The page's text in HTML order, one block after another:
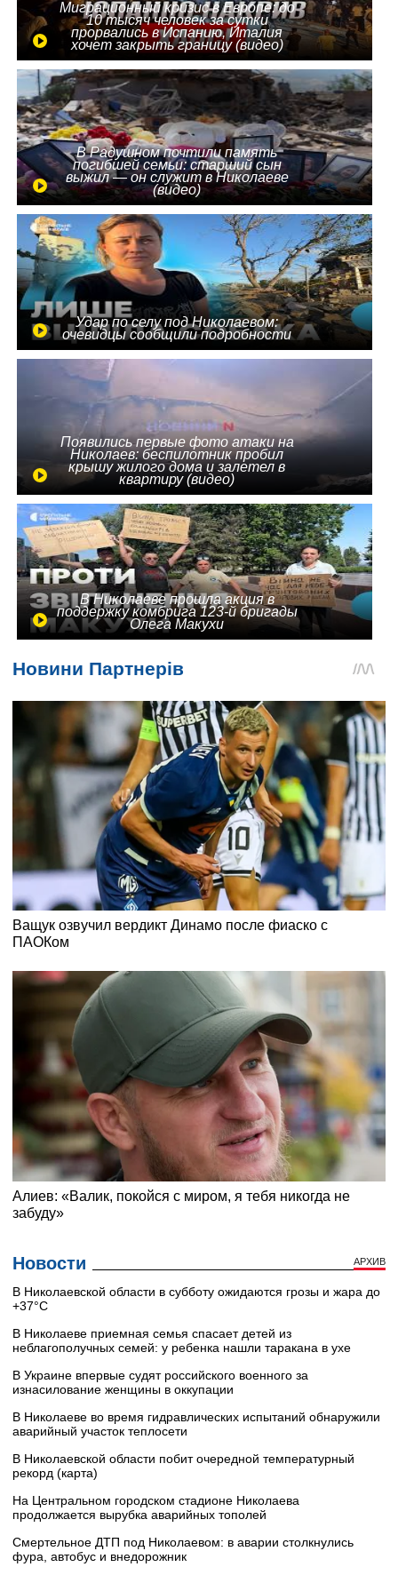
Миграционный кризис в Европе: до
10 тысяч человек за сутки
прорвались в Испанию, Италия
хочет закрыть границу (видео)
В Радушном почтили память
погибшей семьи: старший сын
выжил — он служит в Николаеве
(видео)
Удар по селу под Николаевом:
очевидцы сообщили подробности
Появились первые фото атаки на
Николаев: беспилотник пробил
крышу жилого дома и залетел в
квартиру (видео)
В Николаеве прошла акция в
поддержку комбрига 123-й бригады
Олега Макухи
Новости АРХИВ
В Николаевской области в субботу ожидаются грозы и жара до
+37°C
В Николаеве приемная семья спасает детей из
неблагополучных семей: у ребенка нашли таракана в ухе
В Украине впервые судят российского военного за
изнасилование женщины в оккупации
В Николаеве во время гидравлических испытаний обнаружили
аварийный участок теплосети
В Николаевской области побит очередной температурный
рекорд (карта)
На Центральном городском стадионе Николаева
продолжается вырубка аварийных тополей
Смертельное ДТП под Николаевом: в аварии столкнулись
фура, автобус и внедорожник